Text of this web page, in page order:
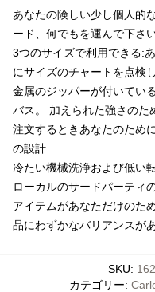
あなたの険しい少し個人的
ード、何でもを運んで下さ
3つのサイズで利用できる:
にサイズのチャートを点検
金属のジッパーが付いてい
バス。 加えられた強さのた
注文するときあなたのため
の設計
冷たい機械洗浄および低い
ローカルのサードパーティ
アイテムがあなただけのた
品にわずかなバリアンスが
SKU:
カテゴリー: